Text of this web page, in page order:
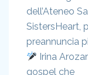
dell’Ateneo
SistersHeart,
preannuncia
Irina
gospel che